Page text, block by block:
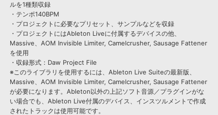
ルを1種類収録
・テンポ140BPM
・プロジェクトに必要なプリセット、サンプルなどを収録
・プロジェクトにはAbleton Liveに付属するデバイスの他、
Massive、AOM Invisible Limiter, Camelcrusher, Sausage Fattener
を使用
・収録形式：Daw Project File
※このライブラリを使用するには、Ableton Live Suiteの最新版、
Massive、AOM Invisible Limiter, Camelcrusher, Sausage Fattener
が必要になります。Ableton以外の上記ソフト音源／プラグインがな
い場合でも、Ableton Live付属のデバイス、インスツルメントで作成
されたトラックは使用可能です。